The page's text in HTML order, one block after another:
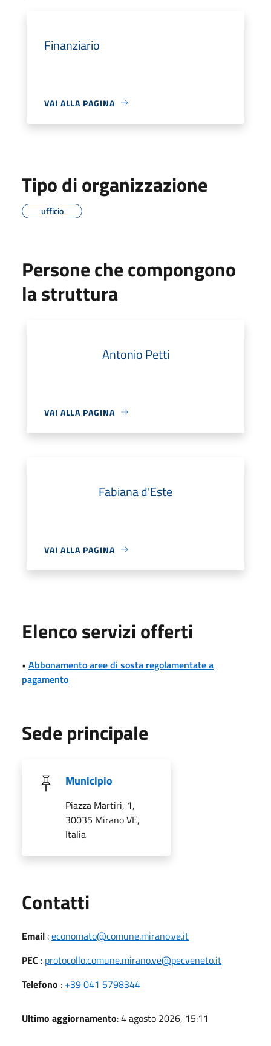
Finanziario
VAI ALLA PAGINA
Tipo di organizzazione
ufficio
Persone che compongono
la struttura
Antonio Petti
VAI ALLA PAGINA
Fabiana d'Este
VAI ALLA PAGINA
Elenco servizi offerti
• Abbonamento aree di sosta regolamentate a
pagamento
Sede principale
Municipio
Piazza Martiri, 1,
30035 Mirano VE,
Italia
Contatti
Email :economato@comune.mirano.ve.it
PEC : protocollo.comune.mirano.ve@pecveneto.it
Telefono : +39 041 5798344
Ultimo aggiornamento: 4 agosto 2026, 15:11